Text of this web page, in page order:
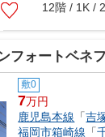
12階 / 1K /
フォートベネフ
敷0
7万円
鹿児島本線 「吉
福岡市箱崎線 「